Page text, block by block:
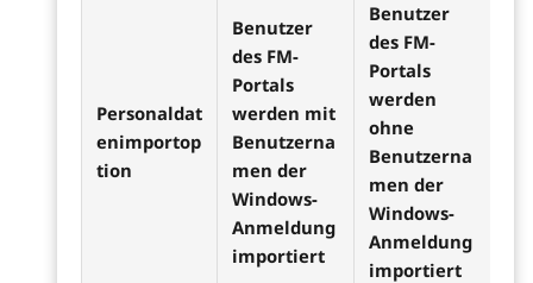
Personaldat
enimportop
tion
Benutzer
des FM-
Portals
werden mit
Benutzerna
men der
Windows-
Anmeldung
importiert
Benutzer
des FM-
Portals
werden
ohne
Benutzerna
men der
Windows-
Anmeldung
importiert